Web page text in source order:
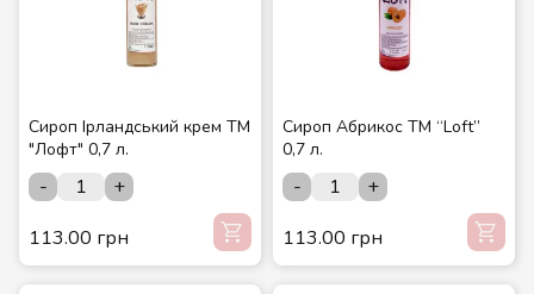
Сироп Ірландський крем ТМ
"Лофт" 0,7 л.
-
+
113.00 грн
Сироп Абрикос ТМ “Loft”
0,7 л.
-
+
113.00 грн